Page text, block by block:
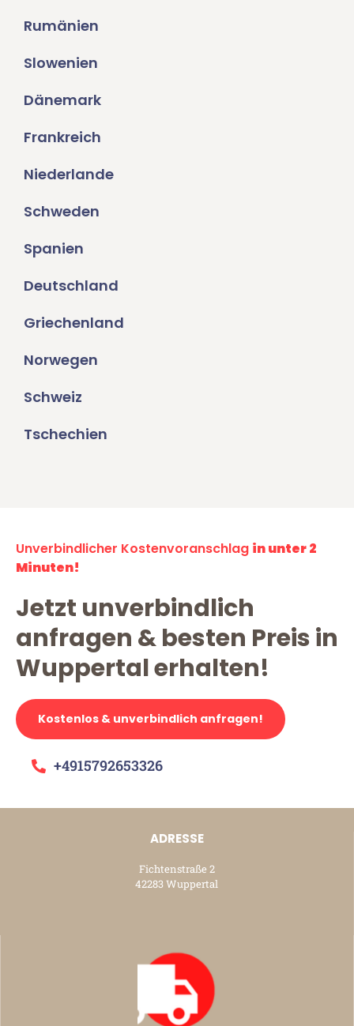
Rumänien
Slowenien
Dänemark
Frankreich
Niederlande
Schweden
Spanien
Deutschland
Griechenland
Norwegen
Schweiz
Tschechien
Unverbindlicher Kostenvoranschlag in unter 2
Minuten!
Jetzt unverbindlich
anfragen & besten Preis in
Wuppertal erhalten!
Kostenlos & unverbindlich anfragen!
+4915792653326
ADRESSE
Fichtenstraße 2
42283 Wuppertal